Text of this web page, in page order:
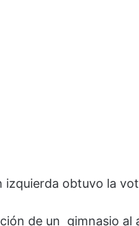
izquierda obtuvo la
de un gimnasio al